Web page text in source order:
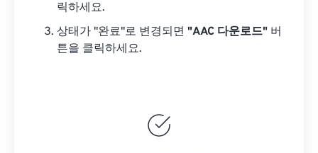
릭하세요.
상태가 "완료"로 변경되면 "AAC 다운로드" 버
튼을 클릭하세요.